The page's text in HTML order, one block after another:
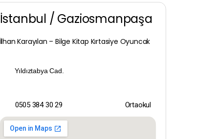
İstanbul / Gaziosmanpaşa
İlhan Karayılan – Bilge Kitap Kırtasiye Oyuncak
Yıldıztabya Cad.
0505 384 30 29 Ortaokul